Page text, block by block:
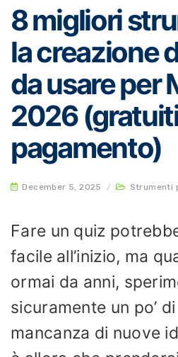
8 migliori
la creazione
da usare per
2026
pagamento)
December 5, 2025 / Strumenti
Fare un quiz
facile all’inizio, ma
ormai da anni,
sicuramente un po’
mancanza di nuove